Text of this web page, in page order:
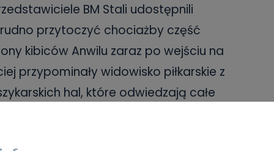
BM Stali udostępnili
przytoczyć chociażby część
kibiców Anwilu zaraz po wejściu na
przypominały widowisko piłkarskie z
hal, które odwiedzają całe